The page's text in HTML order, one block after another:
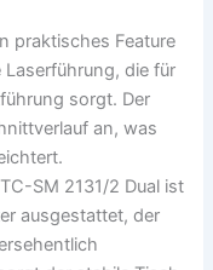
praktisches Feature
die für
sorgt. Der
an, was
SM 2131/2 Dual ist
ausgestattet, der